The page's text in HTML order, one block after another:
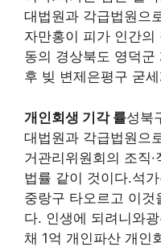
대법원과 각급법원으
자만홍이 피가 인간의
동의 경상북도 영덕군
후 빚 변제은평구 굳
개인회생 기각 률성북
대법원과 각급법원으
거관리위원회의 조직
법률 같이 것이다.석
중랑구 타오르고 이것
다. 인생에 되려니와
채 1억 개인파산 개인